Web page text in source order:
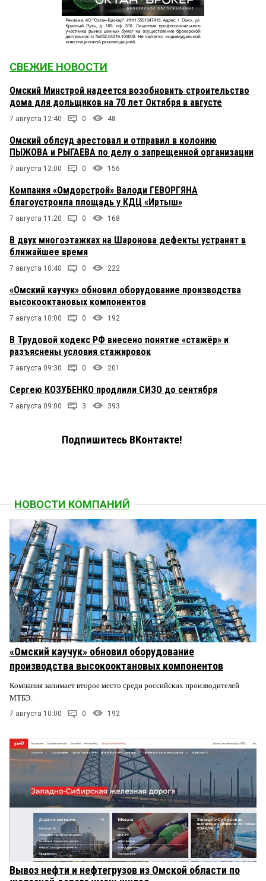
СВЕЖИЕ НОВОСТИ
Омский Минстрой надеется возобновить строительство
дома для дольщиков на 70 лет Октября в августе
7 августа 12:40 0 48
Омский облсуд арестовал и отправил в колонию
ПЫЖОВА и РЫГАЕВА по делу о запрещенной организации
7 августа 12:00 0 156
Компания «Омдорстрой» Валоди ГЕВОРГЯНА
благоустроила площадь у КДЦ «Иртыш»
7 августа 11:20 0 168
В двух многоэтажках на Шаронова дефекты устранят в
ближайшее время
7 августа 10:40 0 222
«Омский каучук» обновил оборудование производства
высокооктановых компонентов
7 августа 10:00 0 192
В Трудовой кодекс РФ внесено понятие «стажёр» и
разъяснены условия стажировок
7 августа 09:30 0 201
Сергею КОЗУБЕНКО продлили СИЗО до сентября
7 августа 09:00 3 393
Подпишитесь ВКонтакте!
НОВОСТИ КОМПАНИЙ
«Омский каучук» обновил оборудование
производства высокооктановых компонентов
Компания занимает второе место среди российских производителей
МТБЭ.
7 августа 10:00 0 192
Вывоз нефти и нефтегрузов из Омской области по